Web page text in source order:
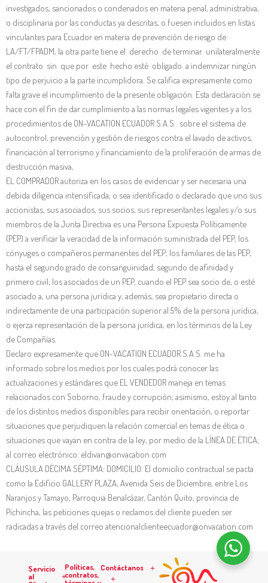
investigados, sancionados o condenados en materia penal, administrativa,
o disciplinaria por las conductas ya descritas, o fuesen incluidos en listas
vinculantes para Ecuador en materia de prevención de riesgo de
LA/FT/FPADM, la otra parte tiene el derecho de terminar unilateralmente
el contrato sin que por este hecho esté obligado a indemnizar ningún
tipo de perjuicio a la parte incumplidora. Se califica expresamente como
falta grave el incumplimiento de la presente obligación. Esta declaración se
hace con el fin de dar cumplimiento a las normas legales vigentes y a los
procedimientos de ON-VACATION ECUADOR S.A.S. sobre el sistema de
autocontrol, prevención y gestión de riesgos contra el lavado de activos,
financiación al terrorismo y financiamiento de la proliferación de armas de
destrucción masiva,
EL COMPRADOR autoriza en los casos de evidenciar y ser necesaria una
debida diligencia intensificada; o sea identificado o declarado que uno sus
accionistas, sus asociados, sus socios, sus representantes legales y/o sus
miembros de la Junta Directiva es una Persona Expuesta Políticamente
(PEP) a verificar la veracidad de la información suministrada del PEP, los
cónyuges o compañeros permanentes del PEP; los familiares de las PEP,
hasta el segundo grado de consanguinidad, segundo de afinidad y
primero civil; los asociados de un PEP, cuando el PEP sea socio de, o esté
asociado a, una persona jurídica y, además, sea propietario directa o
indirectamente de una participación superior al 5% de la persona jurídica,
o ejerza representación de la persona jurídica, en los términos de la Ley
de Compañías.
Declaro expresamente que ON-VACATION ECUADOR S.A.S. me ha
informado sobre los medios por los cuales podrá conocer las
actualizaciones y estándares que EL VENDEDOR maneja en temas
relacionados con Soborno, fraude y corrupción; asimismo, estoy al tanto
de los distintos medios disponibles para recibir orientación, o reportar
situaciones que perjudiquen la relación comercial en temas de ética o
situaciones que vayan en contra de la ley, por medio de la LÍNEA DE ÉTICA;
al correo electrónico: eldivan@onvacation.com
CLÁUSULA DÉCIMA SÉPTIMA: DOMICILIO: El domicilio contractual se pacta
como la Edificio GALLERY PLAZA, Avenida Seis de Diciembre, entre Los
Naranjos y Tamayo, Parroquia Benalcázar, Cantón Quito, provincia de
Pichincha, las peticiones quejas o reclamos del cliente pueden ser
radicadas a través del correo atencionalclienteecuador@onvacation.com
Servicio
al
Políticas,
contratos,
Contáctanos